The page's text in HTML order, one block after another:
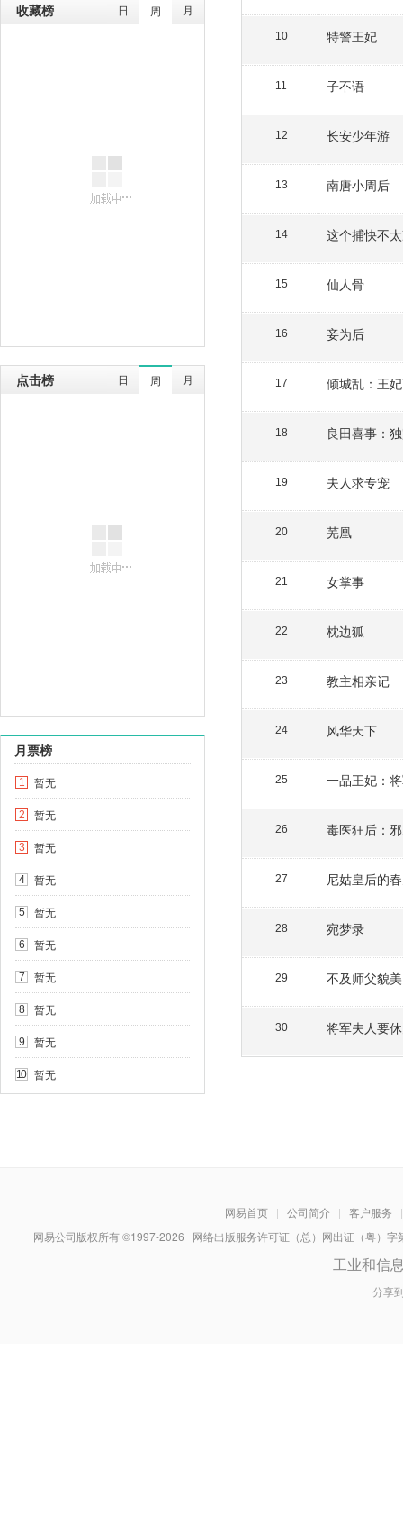
收藏榜 日 周 月
点击榜 日 周 月
月票榜
1 暂无
2 暂无
3 暂无
4 暂无
5 暂无
6 暂无
7 暂无
8 暂无
9 暂无
10 暂无
10 特警王妃
11 子不语
12 长安少年游
13 南唐小周后
14 这个捕快不
15 仙人骨
16 妾为后
17 倾城乱：王
18 良田喜事：
19 夫人求专宠
20 芜凰
21 女掌事
22 枕边狐
23 教主相亲记
24 风华天下
25 一品王妃：
26 毒医狂后：
27 尼姑皇后的
28 宛梦录
29 不及师父貌美
30 将军夫人要
网易首页 | 公司简介 | 客户服务
|
网易公司版权所有 ©1997-2026 网络出版服务许可证（总）网出证（粤）
工业和信
分享